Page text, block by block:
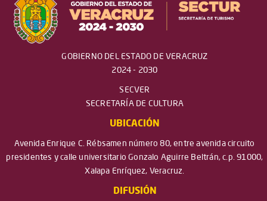
GOBIERNO DEL ESTADO DE VERACRUZ
2024 - 2030
SECVER
SECRETARÍA DE CULTURA
UBICACIÓN
Avenida Enrique C. Rébsamen número 80, entre avenida circuito
presidentes y calle universitario Gonzalo Aguirre Beltrán, c.p. 91000,
Xalapa Enríquez, Veracruz.
DIFUSIÓN